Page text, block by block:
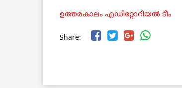
ഉത്തരകാലം എഡിറ്റോറിയല്‍ ടീം
Share: